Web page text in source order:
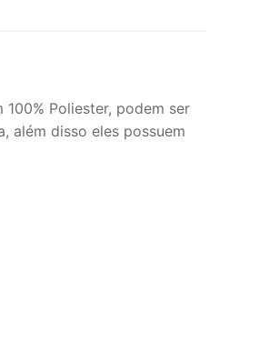
Poliester, podem ser
além disso eles possuem